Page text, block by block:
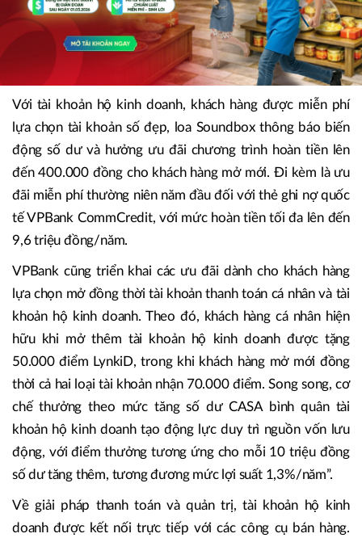
Với tài khoản hộ kinh doanh, khách hàng được miễn phí
lựa chọn tài khoản số đẹp, loa Soundbox thông báo biến
động số dư và hưởng ưu đãi chương trình hoàn tiền lên
đến 400.000 đồng cho khách hàng mở mới. Đi kèm là ưu
đãi miễn phí thường niên năm đầu đối với thẻ ghi nợ quốc
tế VPBank CommCredit, với mức hoàn tiền tối đa lên đến
9,6 triệu đồng/năm.
VPBank cũng triển khai các ưu đãi dành cho khách hàng
lựa chọn mở đồng thời tài khoản thanh toán cá nhân và tài
khoản hộ kinh doanh. Theo đó, khách hàng cá nhân hiện
hữu khi mở thêm tài khoản hộ kinh doanh được tặng
50.000 điểm LynkiD, trong khi khách hàng mở mới đồng
thời cả hai loại tài khoản nhận 70.000 điểm. Song song, cơ
chế thưởng theo mức tăng số dư CASA bình quân tài
khoản hộ kinh doanh tạo động lực duy trì nguồn vốn lưu
động, với điểm thưởng tương ứng cho mỗi 10 triệu đồng
số dư tăng thêm, tương đương mức lợi suất 1,3%/năm”.
Về giải pháp thanh toán và quản trị, tài khoản hộ kinh
doanh được kết nối trực tiếp với các công cụ bán hàng.